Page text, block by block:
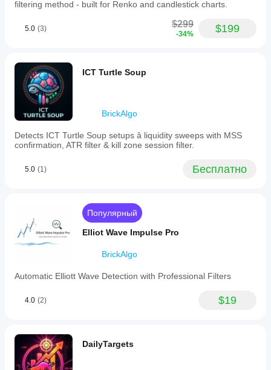
filtering method - built for Renko and candlestick charts.
5.0 (3) $299
-34% $199
ICT Turtle Soup
BrickAlgo
Detects ICT Turtle Soup setups â liquidity sweeps with MSS
confirmation, ATR filter & kill zone session filter.
5.0 (1) Бесплатно
Популярный
Elliot Wave Impulse Pro
BrickAlgo
Automatic Elliott Wave Detection with Professional Filters
4.0 (2) $19
DailyTargets